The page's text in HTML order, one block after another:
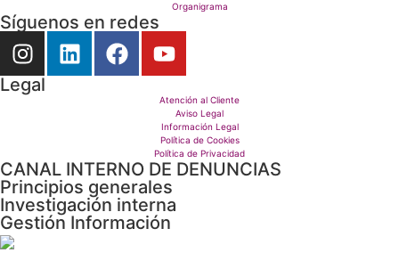
Organigrama
Síguenos en redes
Legal
Atención al Cliente
Aviso Legal
Información Legal
Política de Cookies
Política de Privacidad
CANAL INTERNO DE DENUNCIAS
Principios generales
Investigación interna
Gestión Información